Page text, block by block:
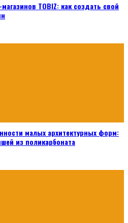
TOBIZ: как создать свой
малых архитектурных форм:
из поликарбоната